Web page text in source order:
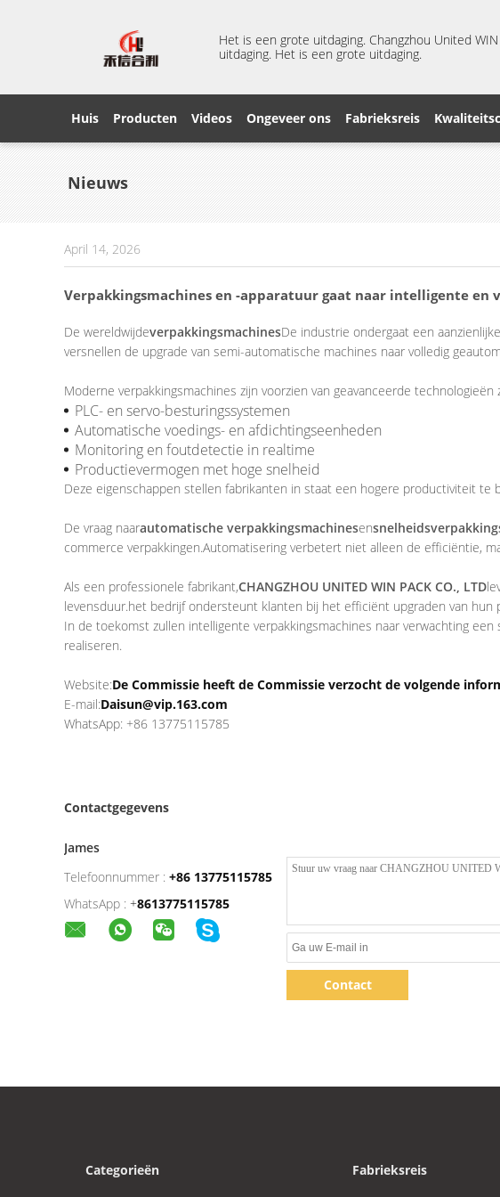
Het is een grote uitdaging. Changzhou United
uitdaging. Het is een grote uitdaging.
Huis Producten Videos Ongeveer ons Fabrieksreis
Nieuws
April 14, 2026
Verpakkingsmachines en -apparatuur gaat naar intelligente en
De wereldwijdeverpakkingsmachinesDe industrie ondergaat een
versnellen de upgrade van semi-automatische machines naar volledig
Moderne verpakkingsmachines zijn voorzien van geavanceerde technologieën
PLC- en servo-besturingssystemen
Automatische voedings- en afdichtingseenheden
Monitoring en foutdetectie in realtime
Productievermogen met hoge snelheid
Deze eigenschappen stellen fabrikanten in staat een hogere productiviteit
De vraag naarautomatische verpakkingsmachinesen
commerce verpakkingen.Automatisering verbetert niet alleen de efficiëntie,
Als een professionele fabrikant,CHANGZHOU UNITED WIN PACK CO., LTD
levensduur.het bedrijf ondersteunt klanten bij het efficiënt upgraden van hun
In de toekomst zullen intelligente verpakkingsmachines naar verwachting
realiseren.
Website:De Commissie heeft de Commissie verzocht de volgende
E-mail:Daisun@vip.163.com
WhatsApp: +86 13775115785
Contactgegevens
James
Telefoonnummer : +86 13775115785
WhatsApp : +8613775115785
Contact
Categorieën Fabrieksreis